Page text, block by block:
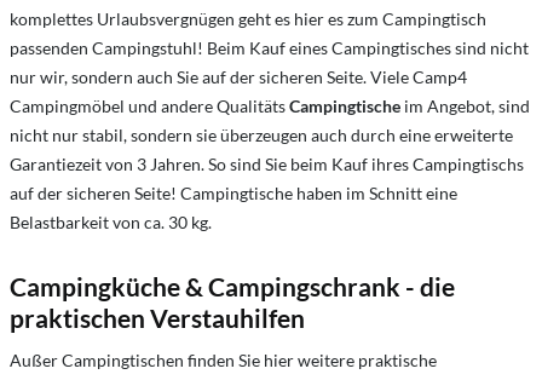
komplettes Urlaubsvergnügen geht es hier es zum Campingtisch
passenden Campingstuhl! Beim Kauf eines Campingtisches sind nicht
nur wir, sondern auch Sie auf der sicheren Seite. Viele Camp4
Campingmöbel und andere QualitätsCampingtische im Angebot, sind
nicht nur stabil, sondern sie überzeugen auch durch eine erweiterte
Garantiezeit von 3 Jahren. So sind Sie beim Kauf ihres Campingtischs
auf der sicheren Seite! Campingtische haben im Schnitt eine
Belastbarkeit von ca. 30 kg.
Campingküche & Campingschrank - die
praktischen Verstauhilfen
Außer Campingtischen finden Sie hier weitere praktische